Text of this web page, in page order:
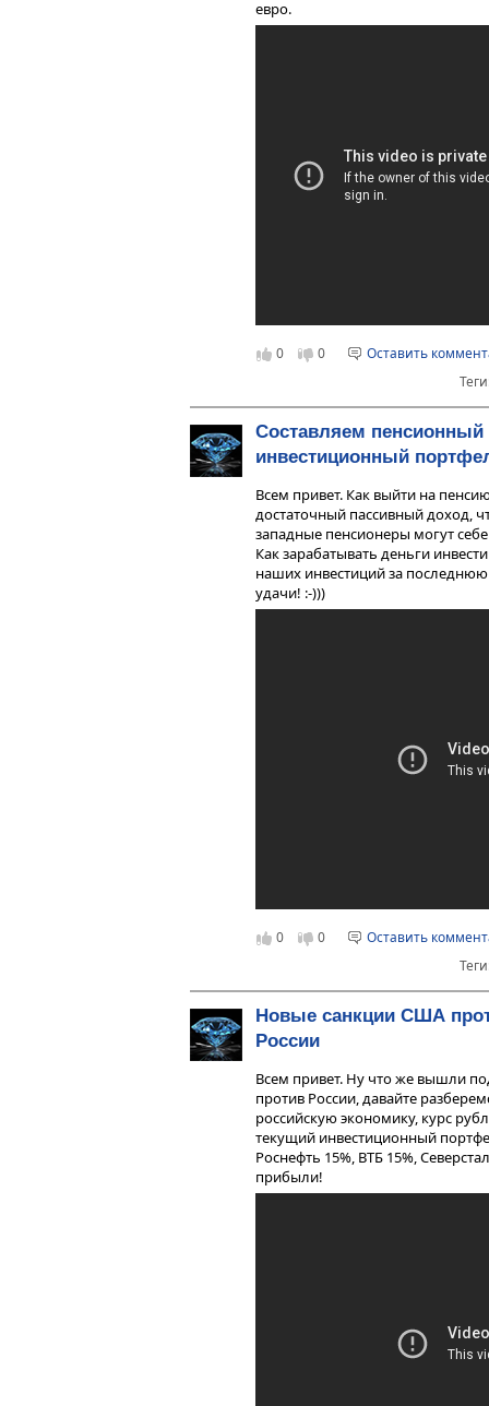
евро.
0 0
Оставить
Составляем пенсионный
инвестиционный
Всем привет. Как выйти на
достаточный пассивный доход,
западные пенсионеры могут
Как зарабатывать деньги
наших инвестиций за
удачи! :-)))
0 0
Оставить
Новые санкции США
России
Всем привет. Ну что же вышли
против России, давайте
российскую экономику, курс
текущий инвестиционный
Роснефть 15%, ВТБ 15%,
прибыли!